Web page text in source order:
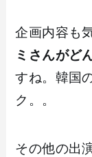
企画内容も
ミさんがど
すね。韓国
ク。。
その他の出